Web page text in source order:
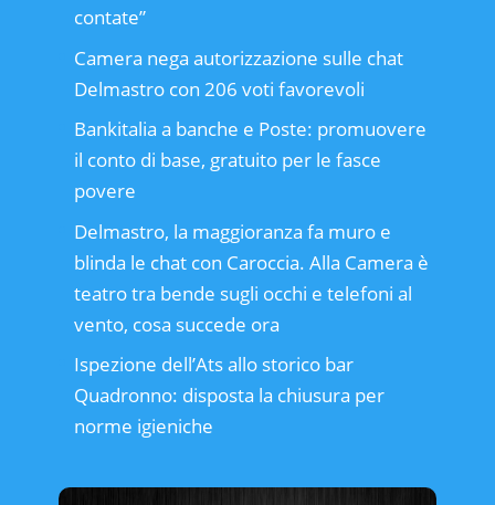
contate”
Camera nega autorizzazione sulle chat
Delmastro con 206 voti favorevoli
Bankitalia a banche e Poste: promuovere
il conto di base, gratuito per le fasce
povere
Delmastro, la maggioranza fa muro e
blinda le chat con Caroccia. Alla Camera è
teatro tra bende sugli occhi e telefoni al
vento, cosa succede ora
Ispezione dell’Ats allo storico bar
Quadronno: disposta la chiusura per
norme igieniche